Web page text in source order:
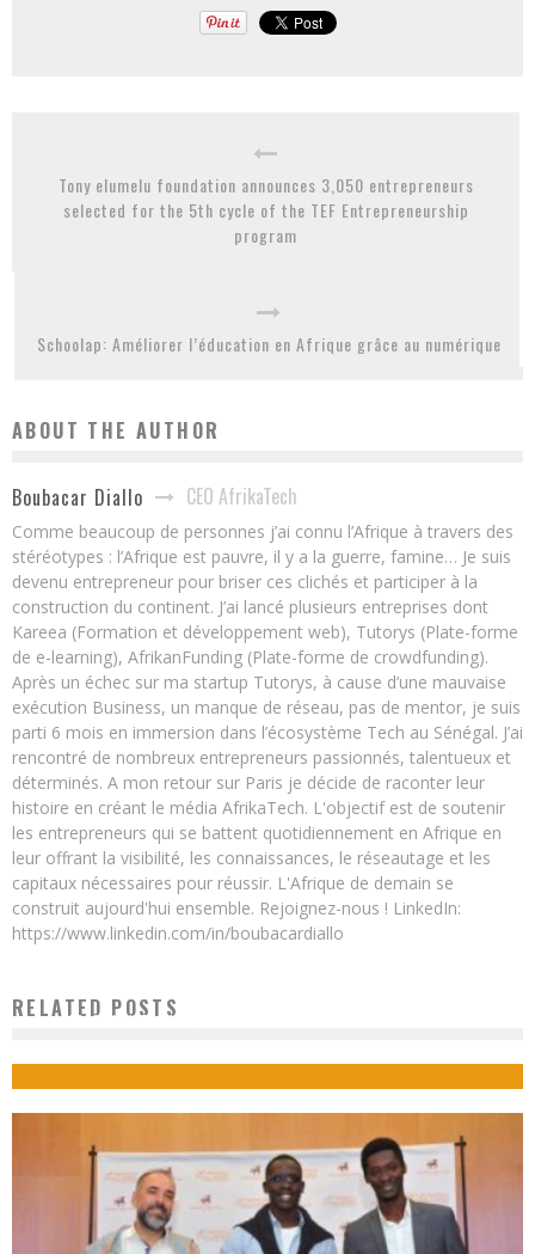
Tony elumelu foundation announces 3,050 entrepreneurs
selected for the 5th cycle of the TEF Entrepreneurship
program
Schoolap: Améliorer l’éducation en Afrique grâce au numérique
ABOUT THE AUTHOR
Boubacar Diallo CEO AfrikaTech
Comme beaucoup de personnes j’ai connu l’Afrique à travers des
stéréotypes : l’Afrique est pauvre, il y a la guerre, famine… Je suis
devenu entrepreneur pour briser ces clichés et participer à la
construction du continent. J’ai lancé plusieurs entreprises dont
Kareea (Formation et développement web), Tutorys (Plate-forme
de e-learning), AfrikanFunding (Plate-forme de crowdfunding).
Après un échec sur ma startup Tutorys, à cause d’une mauvaise
exécution Business, un manque de réseau, pas de mentor, je suis
parti 6 mois en immersion dans l’écosystème Tech au Sénégal. J’ai
rencontré de nombreux entrepreneurs passionnés, talentueux et
déterminés. A mon retour sur Paris je décide de raconter leur
histoire en créant le média AfrikaTech. L'objectif est de soutenir
les entrepreneurs qui se battent quotidiennement en Afrique en
leur offrant la visibilité, les connaissances, le réseautage et les
capitaux nécessaires pour réussir. L'Afrique de demain se
construit aujourd'hui ensemble. Rejoignez-nous ! LinkedIn:
https://www.linkedin.com/in/boubacardiallo
RELATED POSTS
REPOSITIONNER L’AFRIQUE EN INVESTISSANT DANS L’ENTREPRENARIAT